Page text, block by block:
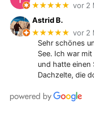
★★★★★ vor 2
Astrid B.
★★★★★ vor 2
Sehr schönes
See. Ich war
und hatte einen
Dachzelte, die